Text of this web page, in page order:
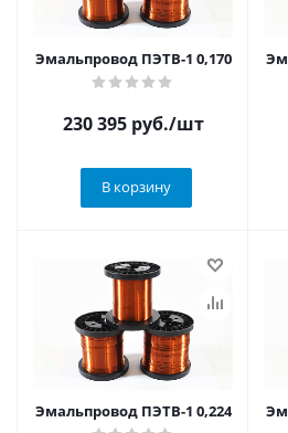
Эмальпровод ПЭТВ-1 0,170
230 395руб./шт
В корзину
Эмальпровод ПЭТВ-1 0,224